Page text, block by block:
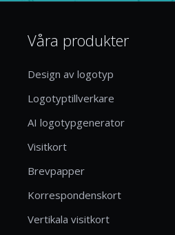
Våra produkter
Design av logotyp
Logotyptillverkare
AI logotypgenerator
Visitkort
Brevpapper
Korrespondenskort
Vertikala visitkort